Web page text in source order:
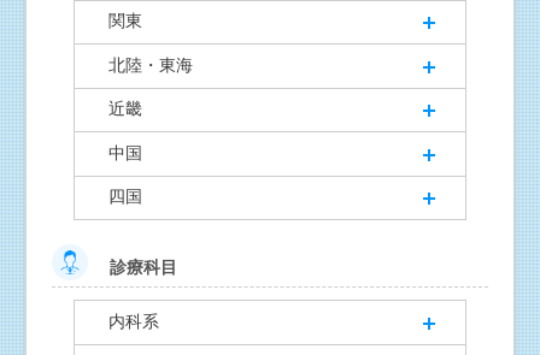
関東
北陸・東海
近畿
中国
四国
診療科目
内科系